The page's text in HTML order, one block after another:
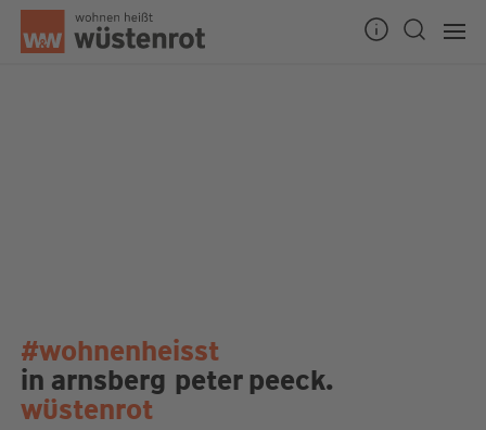
#wohnenheisst
in arnsberg peter peeck.
wüstenrot